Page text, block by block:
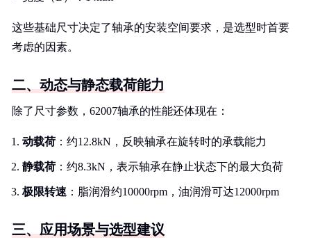
这些基础尺寸决定了轴承的安装空间要求，是选型时首要
考虑的因素。
二、动态与静态载荷能力
除了尺寸参数，62007轴承的性能还体现在：
动载荷 ：约12.8kN，反映轴承在旋转时的承载能力
静载荷 ：约8.3kN，表示轴承在静止状态下的最大负荷
极限转速 ：脂润滑约10000rpm，油润滑可达12000rpm
三、应用场景与选型建议